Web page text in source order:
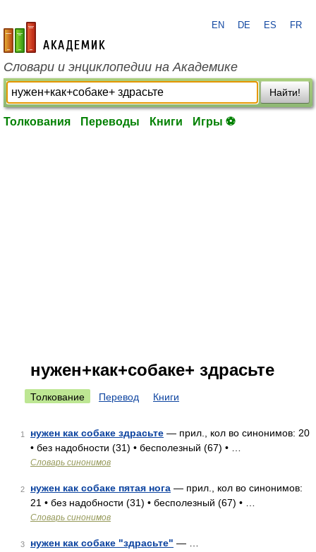
academic.ru
EN DE ES FR
Словари и энциклопедии на Академике
Найти!
Толкования Переводы Книги Игры ⚽
нужен+как+собаке+ здрасьте
Толкование Перевод Книги
1 нужен как собаке здрасьте — прил., кол во синонимов: 20
• без надобности (31) • бесполезный (67) • …
Словарь синонимов
2 нужен как собаке пятая нога — прил., кол во синонимов:
21 • без надобности (31) • бесполезный (67) • …
Словарь синонимов
3 нужен как собаке "здрасьте" — …